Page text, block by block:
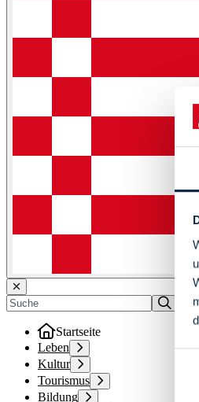
Startseite
Leben
Kultur
Tourismus
Bildung